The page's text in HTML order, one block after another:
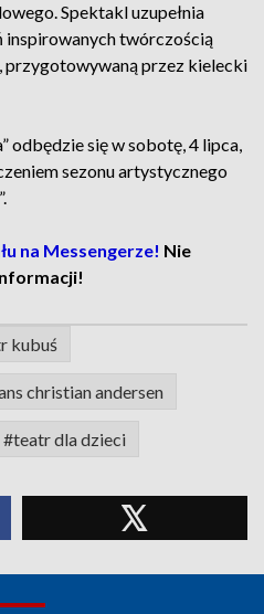
Spektakl uzupełnia
twórczością
przygotowywaną przez kielecki
odbędzie się w sobotę, 4 lipca,
sezonu artystycznego
na Messengerze! Nie
kubuś
christian andersen
#teatr dla dzieci